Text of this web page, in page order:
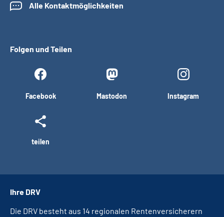
Alle Kontaktmöglichkeiten
Folgen und Teilen
Facebook Mastodon Instagram
teilen
Ihre DRV
Die DRV besteht aus 14 regionalen Rentenversicherern